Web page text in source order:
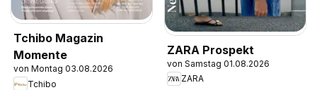
Tchibo Magazin
Momente
von Montag 03.08.2026
Tchibo
ZARA Prospekt
von Samstag 01.08.2026
ZARA